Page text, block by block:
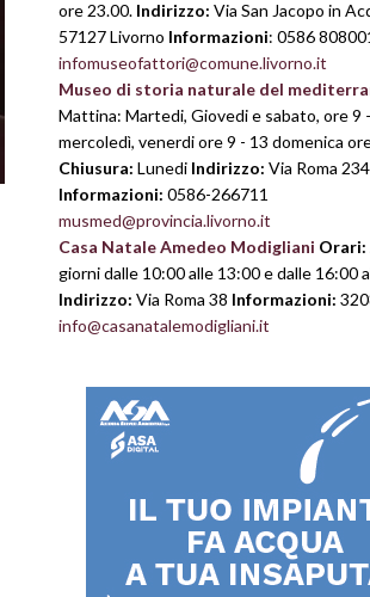
ore 23.00. Indirizzo: Via San Jacopo in
57127 Livorno Informazioni: 0586
infomuseofattori@comune.livorno.it
Museo di storia naturale del
Mattina: Martedi, Giovedi e sabato, ore 9
mercoledì, venerdi ore 9 - 13 domenica
Chiusura: Lunedi Indirizzo: Via Roma
Informazioni: 0586-266711
musmed@provincia.livorno.it
Casa Natale Amedeo Modigliani Orari:
giorni dalle 10:00 alle 13:00 e dalle 16:00
Indirizzo: Via Roma 38 Informazioni:
info@casanatalemodigliani.it